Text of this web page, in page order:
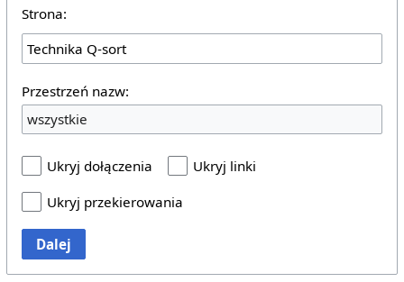
Strona:
Przestrzeń nazw:
wszystkie
Ukryj dołączenia
Ukryj linki
Ukryj przekierowania
Dalej